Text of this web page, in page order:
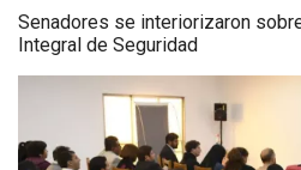
Senadores se interiorizaron
Integral de Seguridad